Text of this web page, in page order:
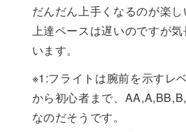
だんだん上手くなるのが楽し
上達ペースは遅いのですが
います。
※1:フライトは腕前を示すレ
から初心者まで、
なのだそうです。